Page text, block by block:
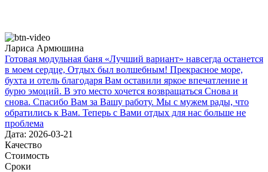
Лариса Армюшина
Готовая модульная баня «Лучший вариант» навсегда останется
в моем сердце, Отдых был волшебным! Прекрасное море,
бухта и отель благодаря Вам оставили яркое впечатление и
бурю эмоций. В это место хочется возвращаться Снова и
снова. Спасибо Вам за Вашу работу. Мы с мужем рады, что
обратились к Вам. Теперь с Вами отдых для нас больше не
проблема
Дата: 2026-03-21
Качество
Стоимость
Сроки